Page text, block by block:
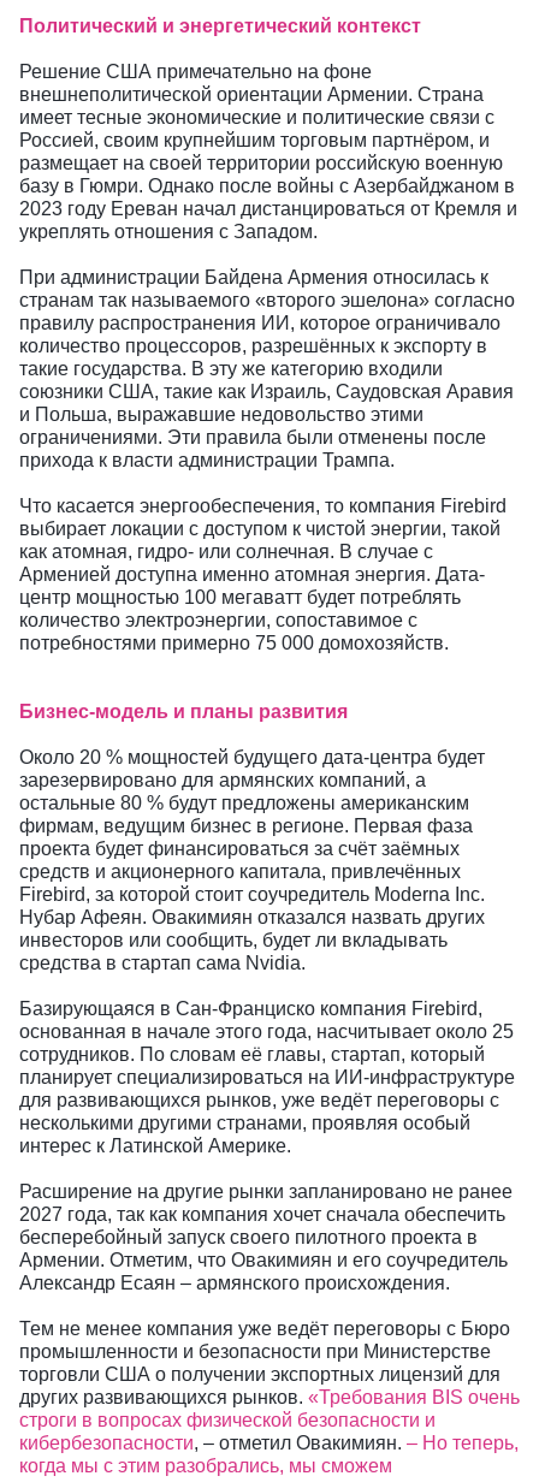
Политический и энергетический контекст
Решение США примечательно на фоне
внешнеполитической ориентации Армении. Страна
имеет тесные экономические и политические связи с
Россией, своим крупнейшим торговым партнёром, и
размещает на своей территории российскую военную
базу в Гюмри. Однако после войны с Азербайджаном в
2023 году Ереван начал дистанцироваться от Кремля и
укреплять отношения с Западом.
При администрации Байдена Армения относилась к
странам так называемого «второго эшелона» согласно
правилу распространения ИИ, которое ограничивало
количество процессоров, разрешённых к экспорту в
такие государства. В эту же категорию входили
союзники США, такие как Израиль, Саудовская Аравия
и Польша, выражавшие недовольство этими
ограничениями. Эти правила были отменены после
прихода к власти администрации Трампа.
Что касается энергообеспечения, то компания Firebird
выбирает локации с доступом к чистой энергии, такой
как атомная, гидро- или солнечная. В случае с
Арменией доступна именно атомная энергия. Дата-
центр мощностью 100 мегаватт будет потреблять
количество электроэнергии, сопоставимое с
потребностями примерно 75 000 домохозяйств.
Бизнес-модель и планы развития
Около 20 % мощностей будущего дата-центра будет
зарезервировано для армянских компаний, а
остальные 80 % будут предложены американским
фирмам, ведущим бизнес в регионе. Первая фаза
проекта будет финансироваться за счёт заёмных
средств и акционерного капитала, привлечённых
Firebird, за которой стоит соучредитель Moderna Inc.
Нубар Афеян. Овакимиян отказался назвать других
инвесторов или сообщить, будет ли вкладывать
средства в стартап сама Nvidia.
Базирующаяся в Сан-Франциско компания Firebird,
основанная в начале этого года, насчитывает около 25
сотрудников. По словам её главы, стартап, который
планирует специализироваться на ИИ-инфраструктуре
для развивающихся рынков, уже ведёт переговоры с
несколькими другими странами, проявляя особый
интерес к Латинской Америке.
Расширение на другие рынки запланировано не ранее
2027 года, так как компания хочет сначала обеспечить
бесперебойный запуск своего пилотного проекта в
Армении. Отметим, что Овакимиян и его соучредитель
Александр Есаян – армянского происхождения.
Тем не менее компания уже ведёт переговоры с Бюро
промышленности и безопасности при Министерстве
торговли США о получении экспортных лицензий для
других развивающихся рынков. «Требования BIS очень
строги в вопросах физической безопасности и
кибербезопасности, – отметил Овакимиян. – Но теперь,
когда мы с этим разобрались, мы сможем